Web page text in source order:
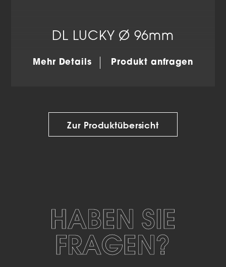
DL LUCKY Ø 96mm
Mehr Details Produkt anfragen
Zur Produktübersicht
HABEN SIE
FRAGEN?